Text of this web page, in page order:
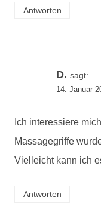
Antworten
D. sagt:
14. Januar
Ich interessiere
Massagegriffe
Vielleicht kann ich
Antworten